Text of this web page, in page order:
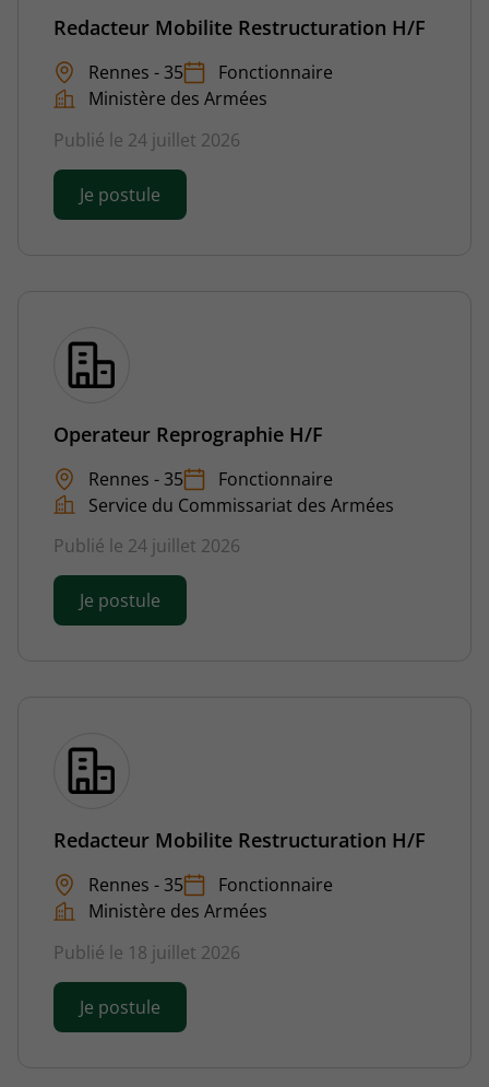
Redacteur Mobilite Restructuration H/F
Rennes - 35
Fonctionnaire
Ministère des Armées
Publié le 24 juillet 2026
Je postule
Operateur Reprographie H/F
Rennes - 35
Fonctionnaire
Service du Commissariat des Armées
Publié le 24 juillet 2026
Je postule
Redacteur Mobilite Restructuration H/F
Rennes - 35
Fonctionnaire
Ministère des Armées
Publié le 18 juillet 2026
Je postule